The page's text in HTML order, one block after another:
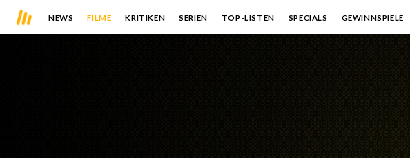
NEWS FILME KRITIKEN SERIEN TOP-LISTEN SPECIALS GEWINNSPIELE